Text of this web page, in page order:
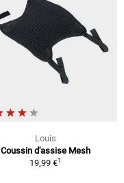
Louis
Coussin d'assise Mesh
19,99 €1